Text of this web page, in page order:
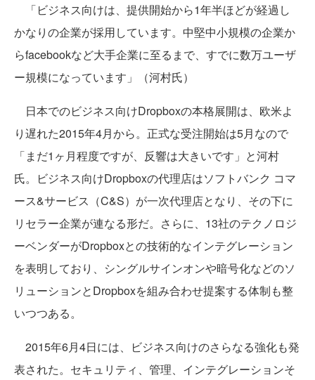
「ビジネス向けは、提供開始から1年半ほどが経過し
かなりの企業が採用しています。中堅中小規模の企業か
らfacebookなど大手企業に至るまで、すでに数万ユーザ
ー規模になっています」（河村氏）
日本でのビジネス向けDropboxの本格展開は、欧米よ
り遅れた2015年4月から。正式な受注開始は5月なので
「まだ1ヶ月程度ですが、反響は大きいです」と河村
氏。ビジネス向けDropboxの代理店はソフトバンク コマ
ース&サービス（C&S）が一次代理店となり、その下に
リセラー企業が連なる形だ。さらに、13社のテクノロジ
ーベンダーがDropboxとの技術的なインテグレーション
を表明しており、シングルサインオンや暗号化などのソ
リューションとDropboxを組み合わせ提案する体制も整
いつつある。
2015年6月4日には、ビジネス向けのさらなる強化も発
表された。セキュリティ、管理、インテグレーションそ